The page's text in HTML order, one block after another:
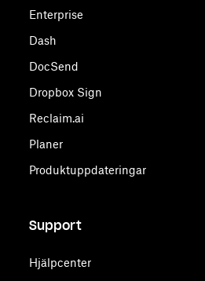
Enterprise
Dash
DocSend
Dropbox Sign
Reclaim.ai
Planer
Produktuppdateringar
Support
Hjälpcenter